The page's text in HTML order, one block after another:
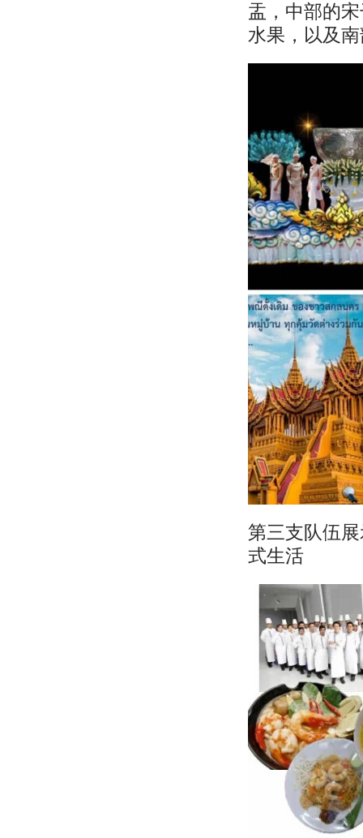
盂，中部的
水果，以及
第三支队伍
式生活